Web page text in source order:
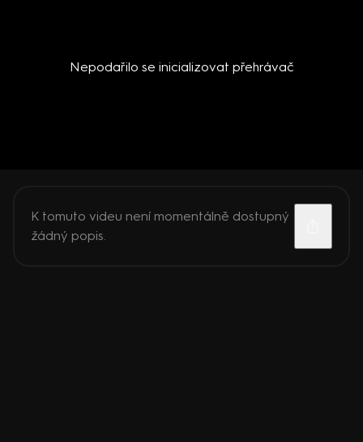
Nepodařilo se inicializovat přehrávač
K tomuto videu není momentálně dostupný
žádný popis.